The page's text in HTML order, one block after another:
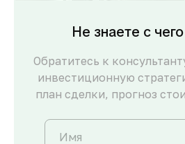
Не знаете с
Обратитесь к
инвестиционную
план сделки, прогноз